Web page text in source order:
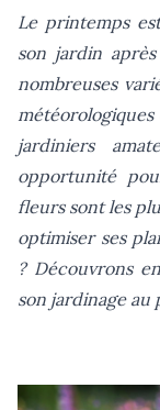
Le printemps
son jardin
nombreuses
jardiniers
opportunité
fleurs sont les
optimiser ses
? Découvrons
son jardinage au